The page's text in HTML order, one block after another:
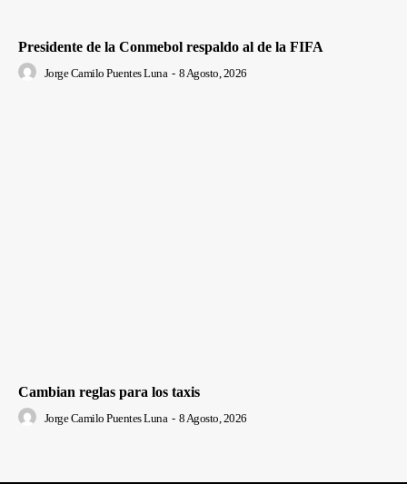
Presidente de la Conmebol respaldo al de la FIFA
Jorge Camilo Puentes Luna - 8 Agosto, 2026
Cambian reglas para los taxis
Jorge Camilo Puentes Luna - 8 Agosto, 2026